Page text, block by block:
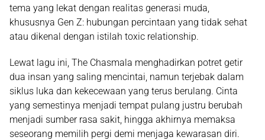
tema yang lekat dengan realitas generasi muda,
khususnya Gen Z: hubungan percintaan yang tidak sehat
atau dikenal dengan istilah toxic relationship.
Lewat lagu ini, The Chasmala menghadirkan potret getir
dua insan yang saling mencintai, namun terjebak dalam
siklus luka dan kekecewaan yang terus berulang. Cinta
yang semestinya menjadi tempat pulang justru berubah
menjadi sumber rasa sakit, hingga akhirnya memaksa
seseorang memilih pergi demi menjaga kewarasan diri.